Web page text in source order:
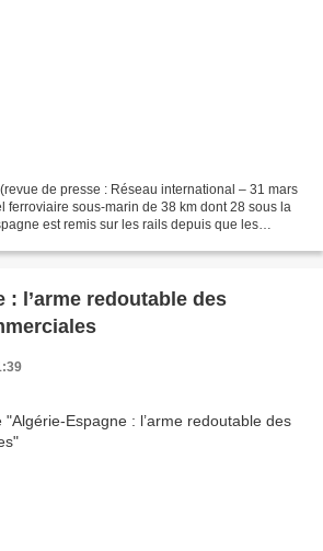
de presse : Réseau international – 31 mars
ferroviaire sous-marin de 38 km dont 28 sous la
est remis sur les rails depuis que les
: l’arme redoutable des